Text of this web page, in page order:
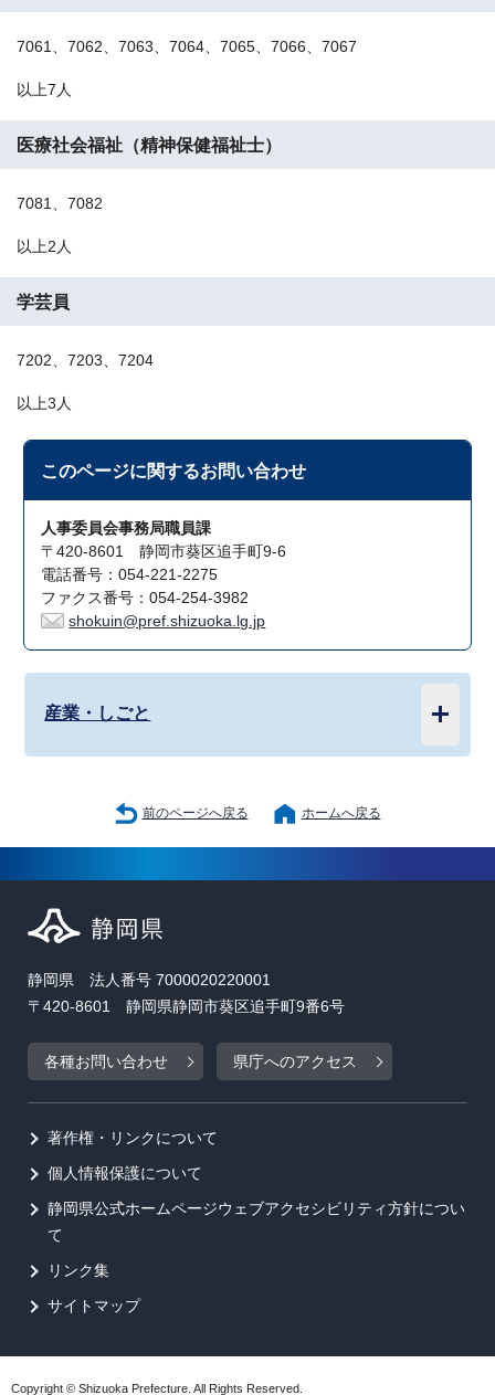
7061、7062、7063、7064、7065、7066、7067
以上7人
医療社会福祉（精神保健福祉士）
7081、7082
以上2人
学芸員
7202、7203、7204
以上3人
このページに関するお問い合わせ
人事委員会事務局職員課
〒420-8601 静岡市葵区追手町9-6
電話番号：054-221-2275
ファクス番号：054-254-3982
shokuin@pref.shizuoka.lg.jp
産業・しごと
前のページへ戻る ホームへ戻る
静岡県 法人番号 7000020220001
〒420-8601 静岡県静岡市葵区追手町9番6号
各種お問い合わせ 県庁へのアクセス
著作権・リンクについて
個人情報保護について
静岡県公式ホームページウェブアクセシビリティ方針につい
て
リンク集
サイトマップ
Copyright © Shizuoka Prefecture. All Rights Reserved.